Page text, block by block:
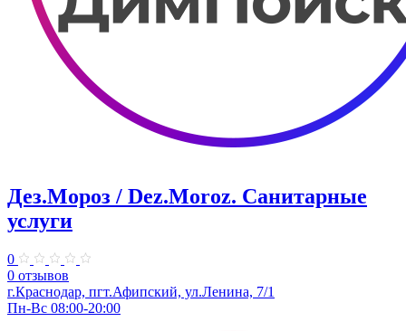
Дез.Мороз / Dez.Moroz. Санитарные
услуги
0
0 отзывов
г.Краснодар, пгт.Афипский, ул.Ленина, 7/1
Пн-Вс 08:00-20:00